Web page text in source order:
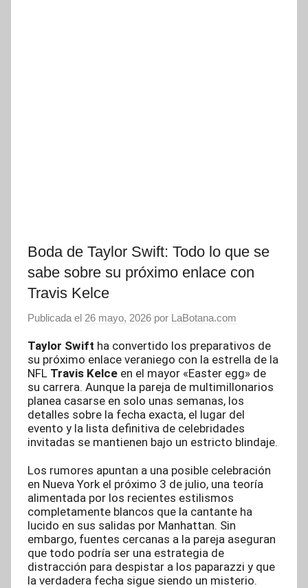
Boda de Taylor Swift: Todo lo que se
sabe sobre su próximo enlace con
Travis Kelce
Publicada el 26 mayo, 2026 por LaBotana.com
Taylor Swift ha convertido los preparativos de
su próximo enlace veraniego con la estrella de la
NFL Travis Kelce en el mayor «Easter egg» de
su carrera. Aunque la pareja de multimillonarios
planea casarse en solo unas semanas, los
detalles sobre la fecha exacta, el lugar del
evento y la lista definitiva de celebridades
invitadas se mantienen bajo un estricto blindaje.
Los rumores apuntan a una posible celebración
en Nueva York el próximo 3 de julio, una teoría
alimentada por los recientes estilismos
completamente blancos que la cantante ha
lucido en sus salidas por Manhattan. Sin
embargo, fuentes cercanas a la pareja aseguran
que todo podría ser una estrategia de
distracción para despistar a los paparazzi y que
la verdadera fecha sigue siendo un misterio.